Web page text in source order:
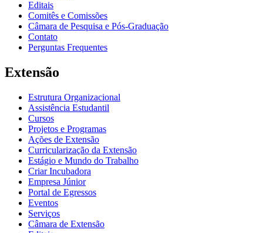
Editais
Comitês e Comissões
Câmara de Pesquisa e Pós-Graduação
Contato
Perguntas Frequentes
Extensão
Estrutura Organizacional
Assistência Estudantil
Cursos
Projetos e Programas
Ações de Extensão
Curricularização da Extensão
Estágio e Mundo do Trabalho
Criar Incubadora
Empresa Júnior
Portal de Egressos
Eventos
Serviços
Câmara de Extensão